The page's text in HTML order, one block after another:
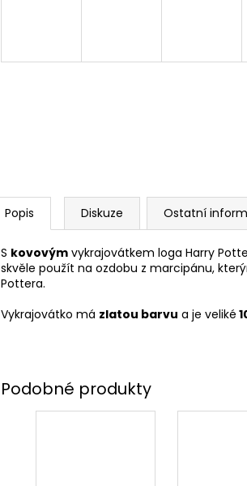
Popis Diskuze Ostatní
S kovovým vykrajovátkem loga Harry
skvěle použít na ozdobu z marcipánu,
Pottera.
Vykrajovátko má zlatou barvu a je veliké